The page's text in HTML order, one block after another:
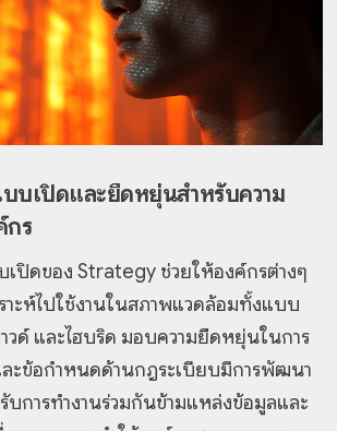
บเปิดและยืดหยุ่นสำหรับความ
กร
ปิดของ Strategy ช่วยให้องค์กรต่างๆ
ราะห์ไปใช้งานในสภาพแวดล้อมทั้งแบบ
ด์ และไฮบริด มอบความยืดหยุ่นในการ
ะข้อกำหนดด้านกฎระเบียบมีการพัฒนา
การทำงานร่วมกันข้ามแหล่งข้อมูลและ